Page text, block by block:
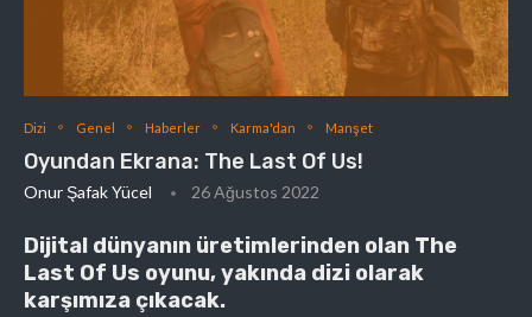
Dizi Genel Haberler Karma'dan Manşet
Oyundan Ekrana: The Last Of Us!
Onur Şafak Yücel 26 Ağustos 2022
Dijital dünyanın üretimlerinden olan The
Last Of Us oyunu, yakında dizi olarak
karşımıza çıkacak.